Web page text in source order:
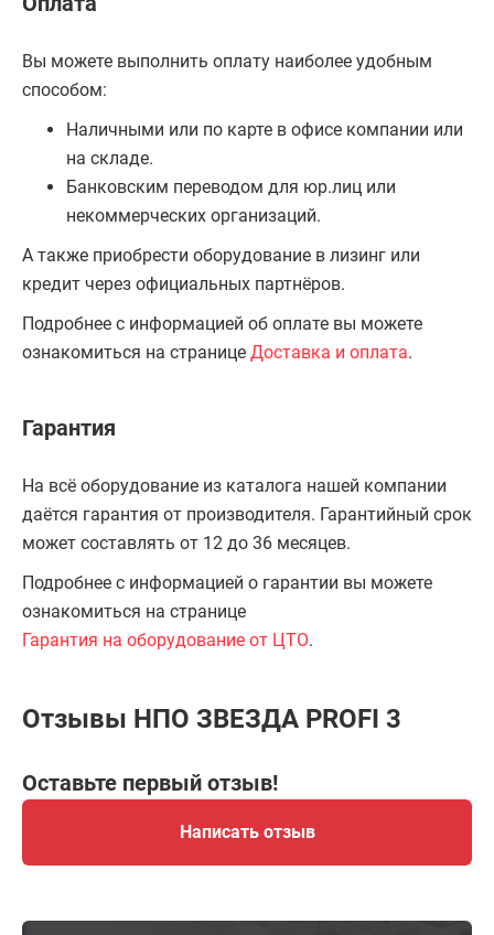
Вы можете выполнить оплату наиболее удобным
способом:
Наличными или по карте в офисе компании или
на складе.
Банковским переводом для юр.лиц или
некоммерческих организаций.
А также приобрести оборудование в лизинг или
кредит через официальных партнёров.
Подробнее с информацией об оплате вы можете
ознакомиться на странице Доставка и оплата.
Гарантия
На всё оборудование из каталога нашей компании
даётся гарантия от производителя. Гарантийный срок
может составлять от 12 до 36 месяцев.
Подробнее с информацией о гарантии вы можете
ознакомиться на странице
Гарантия на оборудование от ЦТО.
Отзывы НПО ЗВЕЗДА PROFI 3
Оставьте первый отзыв!
Написать отзыв